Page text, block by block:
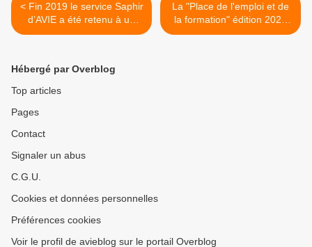
< Fin 2019 le service Saphir
d’AVIE a été retenu à un
appel à projet lancé par le
La "Place de l'emploi et de
la formation" édition 2020
les 28,29 janvier et 13
Hébergé par Overblog
Top articles
Pages
Contact
Signaler un abus
C.G.U.
Cookies et données personnelles
Préférences cookies
Voir le profil de avieblog sur le portail Overblog